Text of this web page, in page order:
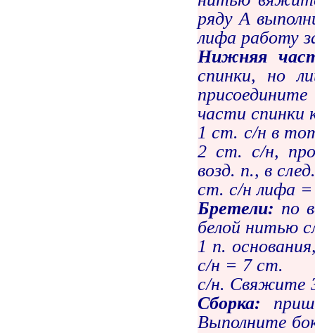
ряду А
лифа работу
Нижняя
спинки, но
части спинки
1 ст. с/н в
2 ст. с/н,
возд. п., в
ст. с/н лифа
Бретели: по
белой нитью
1 п.
с/н = 7 ст.
с/н. Свяжите
Сборка:
Выполните